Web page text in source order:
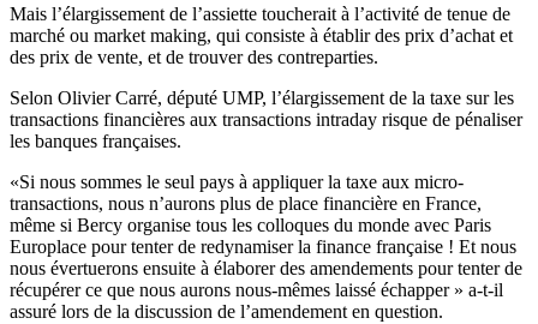
Mais l’élargissement de l’assiette toucherait à l’activité de tenue de
marché ou market making, qui consiste à établir des prix d’achat et
des prix de vente, et de trouver des contreparties.
Selon Olivier Carré, député UMP, l’élargissement de la taxe sur les
transactions financières aux transactions intraday risque de pénaliser
les banques françaises.
«Si nous sommes le seul pays à appliquer la taxe aux micro-
transactions, nous n’aurons plus de place financière en France,
même si Bercy organise tous les colloques du monde avec Paris
Europlace pour tenter de redynamiser la finance française ! Et nous
nous évertuerons ensuite à élaborer des amendements pour tenter de
récupérer ce que nous aurons nous-mêmes laissé échapper » a-t-il
assuré lors de la discussion de l’amendement en question.